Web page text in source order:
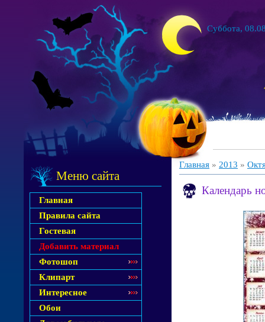
Суббота,
Меню сайта
Главная
Правила сайта
Гостевая
Добавить материал
Фотошоп
Клипарт
Интересное
Обои
Главная » 2013 »
Календарь